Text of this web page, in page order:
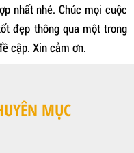
nhất nhé. Chúc mọi cuộc
đẹp thông qua một trong
cập. Xin cảm ơn.
MỤC